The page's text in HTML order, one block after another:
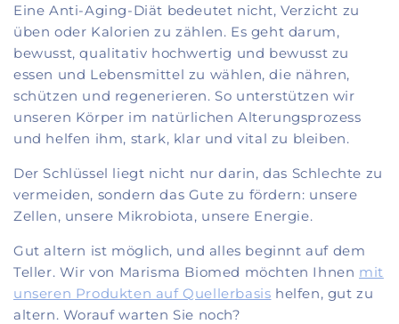
Eine Anti-Aging-Diät bedeutet nicht, Verzicht zu
üben oder Kalorien zu zählen. Es geht darum,
bewusst, qualitativ hochwertig und bewusst zu
essen und Lebensmittel zu wählen, die nähren,
schützen und regenerieren. So unterstützen wir
unseren Körper im natürlichen Alterungsprozess
und helfen ihm, stark, klar und vital zu bleiben.
Der Schlüssel liegt nicht nur darin, das Schlechte zu
vermeiden, sondern das Gute zu fördern: unsere
Zellen, unsere Mikrobiota, unsere Energie.
Gut altern ist möglich, und alles beginnt auf dem
Teller. Wir von Marisma Biomed möchten Ihnen mit
unseren Produkten auf Quellerbasis helfen, gut zu
altern. Worauf warten Sie noch?